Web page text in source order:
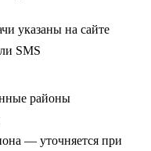
указаны на сайте
SMS
районы
— уточняется при